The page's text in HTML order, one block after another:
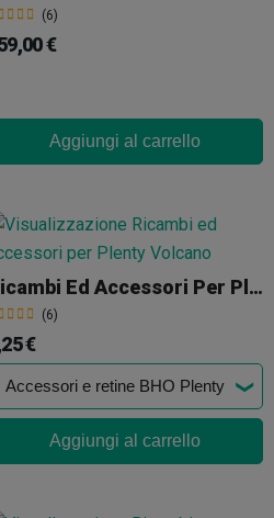
(6)
€
Aggiungi al carrello
Ricambi Ed Accessori Per Plenty
(6)
€
Aggiungi al carrello